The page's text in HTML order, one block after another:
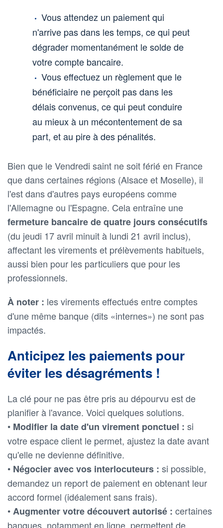
Vous attendez un paiement qui
n'arrive pas dans les temps, ce qui peut
dégrader momentanément le solde de
votre compte bancaire.
Vous effectuez un règlement que le
bénéficiaire ne perçoit pas dans les
délais convenus, ce qui peut conduire
au mieux à un mécontentement de sa
part, et au pire à des pénalités.
Bien que le Vendredi saint ne soit férié en France
que dans certaines régions (Alsace et Moselle), il
l'est dans d'autres pays européens comme
l'Allemagne ou l'Espagne. Cela entraîne une
fermeture bancaire de quatre jours consécutifs
(du jeudi 17 avril minuit à lundi 21 avril inclus),
affectant les virements et prélèvements habituels,
aussi bien pour les particuliers que pour les
professionnels.
À noter : les virements effectués entre comptes
d'une même banque (dits «internes») ne sont pas
impactés.
Anticipez les paiements pour
éviter les désagréments !
La clé pour ne pas être pris au dépourvu est de
planifier à l'avance. Voici quelques solutions.
• Modifier la date d'un virement ponctuel : si
votre espace client le permet, ajustez la date avant
qu'elle ne devienne définitive.
• Négocier avec vos interlocuteurs : si possible,
demandez un report de paiement en obtenant leur
accord formel (idéalement sans frais).
•Augmenter votre découvert autorisé : certaines
banques, notamment en ligne, permettent de